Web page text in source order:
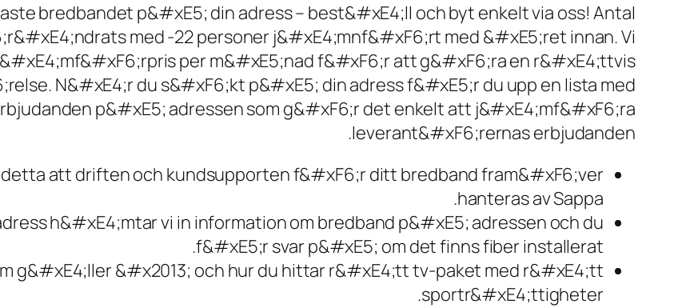
bredbandet p&#xE5; din adress – best&#xE4;ll och byt enkelt via oss! Antal
med -22 personer j&#xE4;mnf&#xF6;rt med &#xE5;ret innan. Vi
per m&#xE5;nad f&#xF6;r att g&#xF6;ra en r&#xE4;ttvis
N&#xE4;r du s&#xF6;kt p&#xE5; din adress f&#xE5;r du upp en lista med
p&#xE5; adressen som g&#xF6;r det enkelt att j&#xE4;mf&#xF6;ra
leverant&#xF6;rernas erbjudanden.
att driften och kundsupporten f&#xF6;r ditt bredband fram&#xF6;ver
hanteras av Sappa.
h&#xE4;mtar vi in information om bredband p&#xE5; adressen och du
f&#xE5;r svar p&#xE5; om det finns fiber installerat.
g&#xE4;ller &#x2013; och hur du hittar r&#xE4;tt tv-paket med r&#xE4;tt
sportr&#xE4;ttigheter.